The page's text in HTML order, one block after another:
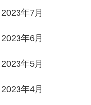
2023年7月
2023年6月
2023年5月
2023年4月